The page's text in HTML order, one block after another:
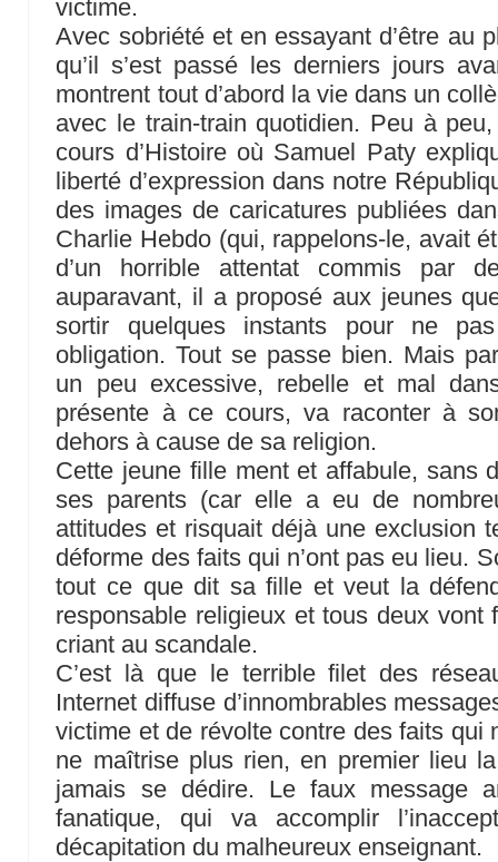
victime.
Avec sobriété et en essayant d’être au
qu’il s’est passé les derniers jours
montrent tout d’abord la vie dans un
avec le train-train quotidien. Peu à
cours d’Histoire où Samuel Paty
liberté d’expression dans notre
des images de caricatures publiées
Charlie Hebdo (qui, rappelons-le, avait
d’un horrible attentat commis par
auparavant, il a proposé aux jeunes
sortir quelques instants pour ne
obligation. Tout se passe bien. Mais
un peu excessive, rebelle et mal
présente à ce cours, va raconter à
dehors à cause de sa religion.
Cette jeune fille ment et affabule, sans
ses parents (car elle a eu de
attitudes et risquait déjà une exclusion
déforme des faits qui n’ont pas eu lieu.
tout ce que dit sa fille et veut la
responsable religieux et tous deux vont
criant au scandale.
C’est là que le terrible filet des
Internet diffuse d’innombrables
victime et de révolte contre des faits qui
ne maîtrise plus rien, en premier lieu
jamais se dédire. Le faux message
fanatique, qui va accomplir
décapitation du malheureux enseignant.